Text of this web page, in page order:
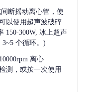
断摇动离心管，使
以使用超声波破碎
150-300W, 冰上超声
个循环。)
离心
测，或按一次使用